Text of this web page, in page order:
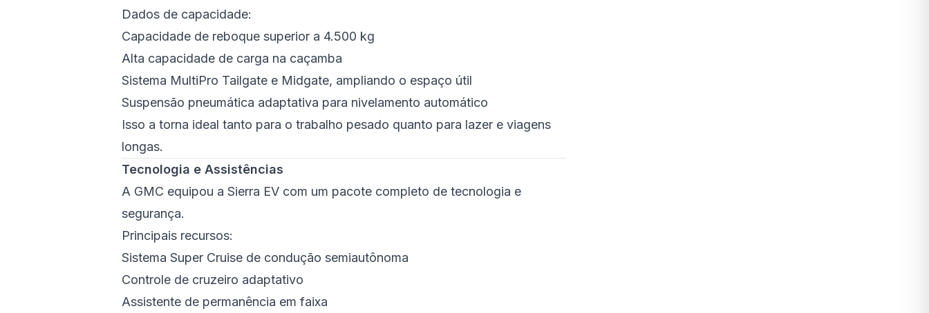
Dados de capacidade:
Capacidade de reboque superior a 4.500 kg
Alta capacidade de carga na caçamba
Sistema MultiPro Tailgate e Midgate, ampliando o espaço útil
Suspensão pneumática adaptativa para nivelamento automático
Isso a torna ideal tanto para o trabalho pesado quanto para lazer e viagens
longas.
Tecnologia e Assistências
A GMC equipou a Sierra EV com um pacote completo de tecnologia e
segurança.
Principais recursos:
Sistema Super Cruise de condução semiautônoma
Controle de cruzeiro adaptativo
Assistente de permanência em faixa